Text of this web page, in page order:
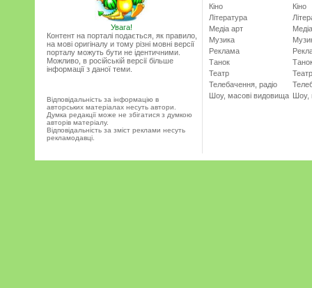
Увага!
Контент на порталі подається, як правило,
на мові оригіналу и тому різні мовні версії
порталу можуть бути не ідентичними.
Можливо, в російській версії більше
інформації з даної теми.
Відповідальність за інформацію в
авторських матеріалах несуть автори.
Думка редакції може не збігатися з думкою
авторів матеріалу.
Відповідальність за зміст реклами несуть
рекламодавці.
Кіно
Література
Медіа арт
Музика
Реклама
Танок
Театр
Телебачення, радіо
Шоу, масові видовища
Кіно
Театр
Шоу,